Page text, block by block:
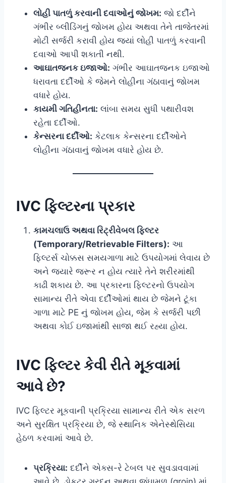
લોહી પાતળું કરવાની દવાઓનું જોખમ: જો દર્દીને
ગંભીર બ્લીડિંગનું જોખમ હોય અથવા તેને તાજેતરમાં
મોટી સર્જરી કરાવી હોય જ્યાં લોહી પાતળું કરવાની
દવાઓ આપી શકાતી નથી.
આઘાતજનક ઇજાઓ: ગંભીર આઘાતજનક ઇજાઓ
ધરાવતા દર્દીઓ કે જેમને લોહીના ગંઠાવાનું જોખમ
વધારે હોય.
કાયમી ગતિહીનતા: લાંબા સમય સુધી પથારીવશ
રહેતા દર્દીઓ.
કેન્સરના દર્દીઓ: કેટલાક કેન્સરના દર્દીઓને
લોહીના ગંઠાવાનું જોખમ વધારે હોય છે.
IVC ફિલ્ટરના પ્રકાર
કામચલાઉ અથવા રિટ્રીવેબલ ફિલ્ટર
(Temporary/Retrievable Filters): આ
ફિલ્ટર્સ ચોક્કસ સમયગાળા માટે ઉપયોગમાં લેવાય છે
અને જ્યારે જરૂર ન હોય ત્યારે તેને શરીરમાંથી
કાઢી શકાય છે. આ પ્રકારના ફિલ્ટરનો ઉપયોગ
સામાન્ય રીતે એવા દર્દીઓમાં થાય છે જેમને ટૂંકા
ગાળા માટે PE નું જોખમ હોય, જેમ કે સર્જરી પછી
અથવા કોઈ ઇજામાંથી સાજા થઈ રહ્યા હોય.
IVC ફિલ્ટર કેવી રીતે મૂકવામાં
આવે છે?
IVC ફિલ્ટર મૂકવાની પ્રક્રિયા સામાન્ય રીતે એક સરળ
અને સુરક્ષિત પ્રક્રિયા છે, જે સ્થાનિક એનેસ્થેસિયા
હેઠળ કરવામાં આવે છે.
પ્રક્રિયા: દર્દીને એક્સ-રે ટેબલ પર સુવડાવવામાં